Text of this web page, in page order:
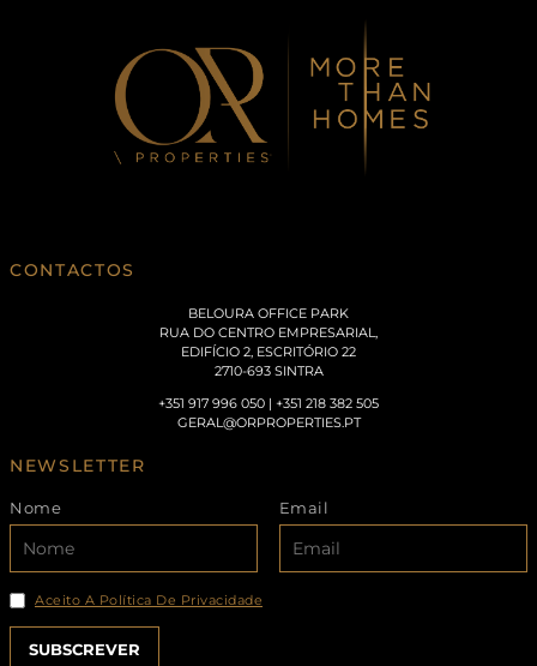
CONTACTOS
BELOURA OFFICE PARK
RUA DO CENTRO EMPRESARIAL,
EDIFÍCIO 2, ESCRITÓRIO 22
2710-693 SINTRA
+351 917 996 050 | +351 218 382 505
GERAL@ORPROPERTIES.PT
NEWSLETTER
Nome Email
Aceito A Política De Privacidade